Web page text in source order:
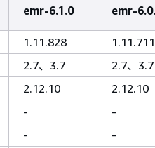
emr-6.1.0 emr-
1.11.828 1.11.711
2.7、3.7 2.7、3.7
2.12.10 2.12.10
- -
- -